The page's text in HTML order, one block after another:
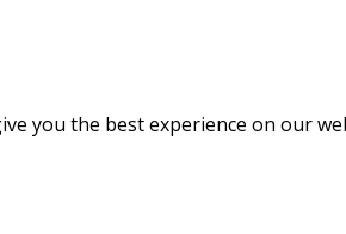
you the best experience on our